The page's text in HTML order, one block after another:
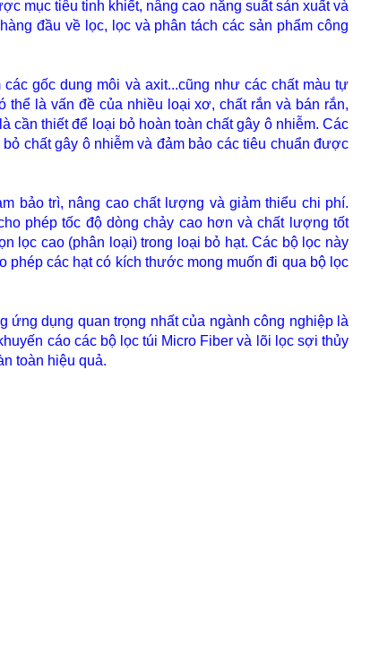
mục tiêu tinh khiết, nâng cao năng suất sản xuất và
đầu về lọc, lọc và phân tách các sản phẩm công
gốc dung môi và axit...cũng như các chất màu tự
là vấn đề của nhiều loại xơ, chất rắn và bán rắn,
cần thiết để loại bỏ hoàn toàn chất gây ô nhiễm. Các
chất gây ô nhiễm và đảm bảo các tiêu chuẩn được
bảo trì, nâng cao chất lượng và giảm thiểu chi phí.
phép tốc độ dòng chảy cao hơn và chất lượng tốt
lọc cao (phân loại) trong loại bỏ hạt. Các bộ lọc này
phép các hạt có kích thước mong muốn đi qua bộ lọc
ứng dụng quan trọng nhất của ngành công nghiệp là
cáo các bộ lọc túi Micro Fiber và lõi lọc sợi thủy
toàn hiệu quả.